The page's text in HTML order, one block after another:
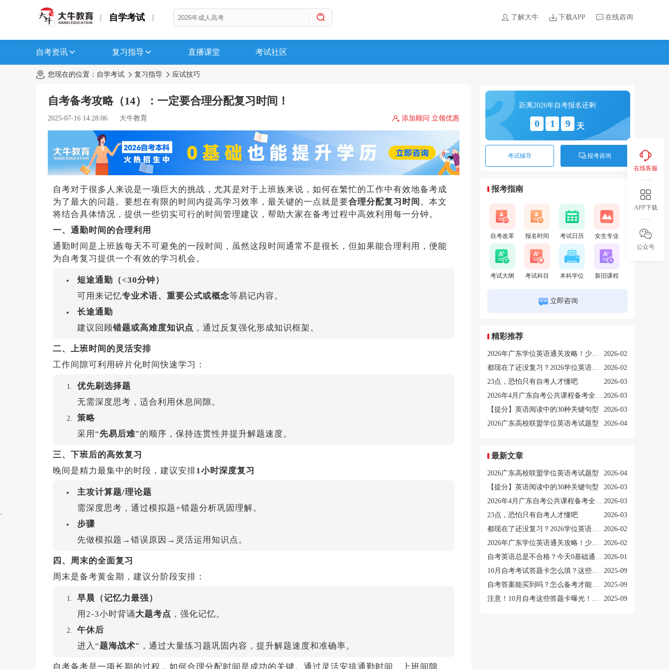
自学考试 了解大牛 下载APP 在线咨询
自考资讯 复习指导 直播课堂 考试社区
您现在的位置： 自学考试 复习指导 应试技巧
自考备考攻略（14）：一定要合理分配复习时间！
2025-07-16 14:28:06 大牛教育 添加顾问 立领优惠
自考对于很多人来说是一项巨大的挑战，尤其是对于上班族来说，如何在繁忙的工作中有效地备考成
为了最大的问题。要想在有限的时间内提高学习效率，最关键的一点就是要合理分配复习时间 。本文
将结合具体情况，提供一些切实可行的时间管理建议，帮助大家在备考过程中高效利用每一分钟。
一、通勤时间的合理利用
通勤时间是上班族每天不可避免的一段时间，虽然这段时间通常不是很长，但如果能合理利用，便能
为自考复习提供一个有效的学习机会。
短途通勤（<30分钟）
可用来记忆专业术语、重要公式或概念等易记内容。
长途通勤
建议回顾错题或高难度知识点 ，通过反复强化形成知识框架。
二、上班时间的灵活安排
工作间隙可利用碎片化时间快速学习：
优先刷选择题
无需深度思考，适合利用休息间隙。
策略
采用“先易后难”的顺序，保持连贯性并提升解题速度。
三、下班后的高效复习
晚间是精力最集中的时段，建议安排1小时深度复习
主攻计算题/理论题
需深度思考，通过模拟题+错题分析巩固理解。
步骤
先做模拟题→错误原因→灵活运用知识点。
四、周末的全面复习
周末是备考黄金期，建议分阶段安排：
早晨（记忆力最强）
用2-3小时背诵大题考点 ，强化记忆。
午休后
进入“题海战术”，通过大量练习题巩固内容，提升解题速度和准确率。
自考备考是一项长期的过程，如何合理分配时间是成功的关键。通过灵活安排通勤时间、上班间隙、
距离2026年自考报名还剩
0 1 9 天
考试辅导 报考咨询
报考指南
自考改革 报名时间 考试日历 女生专业
考试大纲 考试科目 本科学位 新旧课程
立即咨询
精彩推荐
2026年广东学位英语通关攻略！少走90%弯路
2026-02
都现在了还没复习？2026学位英语上岸还来得及吗？
2026-02
23点，恐怕只有自考人才懂吧
2026-03
2026年4月广东自考公共课程备考全攻略！ 2026-03
【提分】英语阅读中的30种关键句型
2026-03
2026广东高校联盟学位英语考试题型
2026-04
最新文章
2026广东高校联盟学位英语考试题型
2026-04
【提分】英语阅读中的30种关键句型
2026-03
2026年4月广东自考公共课程备考全攻略！ 2026-03
23点，恐怕只有自考人才懂吧
2026-03
都现在了还没复习？2026学位英语上岸还来得及吗？
2026-02
2026年广东学位英语通关攻略！少走90%弯路
2026-02
自考英语总是不合格？今天0基础通关秘籍帮你过线！ 2026-01
10月自考考试答题卡怎么填？这些答题要求一定要注意！
2025-09
自考答案能买到吗？怎么备考才能过四门？
2025-09
注意！10月自考这些答题卡曝光！这些“雷区”千万别踩
2025-09
在线客服
APP下载
公众号